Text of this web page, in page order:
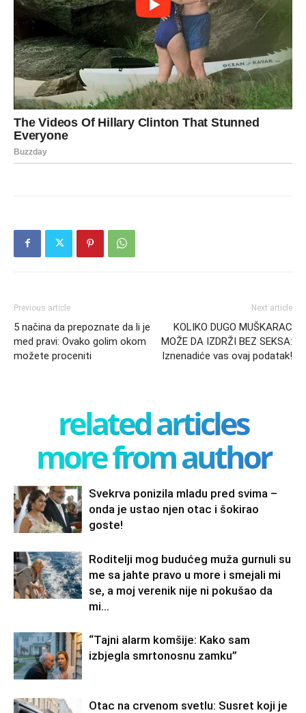
Previous article
5 načina da prepoznate da li je
med pravi: Ovako golim okom
možete proceniti
Next article
KOLIKO DUGO MUŠKARAC
MOŽE DA IZDRŽI BEZ SEKSA:
Iznenadiće vas ovaj podatak!
related articles
more from author
Svekrva ponizila mladu pred svima –
onda je ustao njen otac i šokirao
goste!
Roditelji mog budućeg muža gurnuli su
me sa jahte pravo u more i smejali mi
se, a moj verenik nije ni pokušao da
mi...
“Tajni alarm komšije: Kako sam
izbjegla smrtonosnu zamku”
Otac na crvenom svetlu: Susret koji je